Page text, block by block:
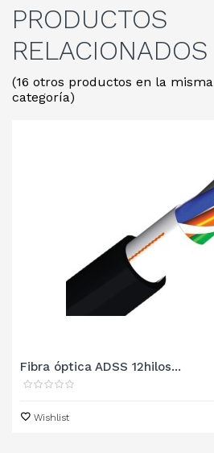
PRODUCTOS
RELACIONADOS
(16 otros productos en la misma
categoría)
Fibra óptica ADSS 12hilos...
Wishlist